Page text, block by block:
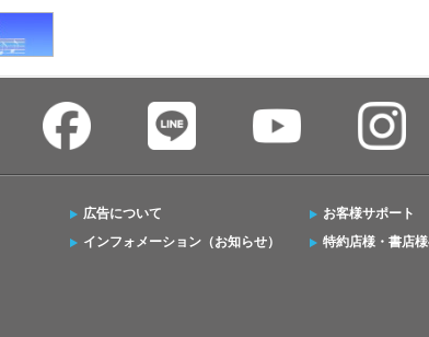
広告について
インフォメーション（お知らせ）
お客様サポート
特約店様・書店